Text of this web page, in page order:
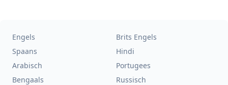
Engels
Brits Engels
Spaans
Hindi
Arabisch
Portugees
Bengaals
Russisch